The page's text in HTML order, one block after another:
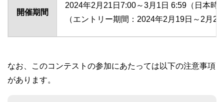
開催期間
2024年2月21日7:00～3月1日 6:59（日本時
（エントリー期間：2024年2月19日～2月24
なお、このコンテストの参加にあたっては以下の注意事項
があります。